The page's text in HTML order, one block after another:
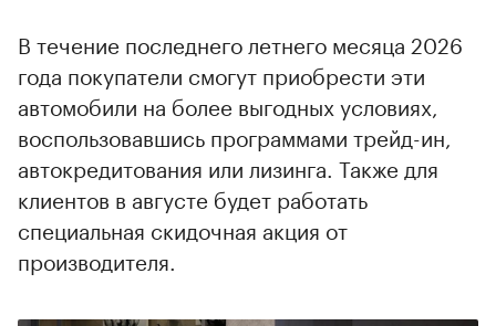
В течение последнего летнего месяца 2026
года покупатели смогут приобрести эти
автомобили на более выгодных условиях,
воспользовавшись программами трейд-ин,
автокредитования или лизинга. Также для
клиентов в августе будет работать
специальная скидочная акция от
производителя.